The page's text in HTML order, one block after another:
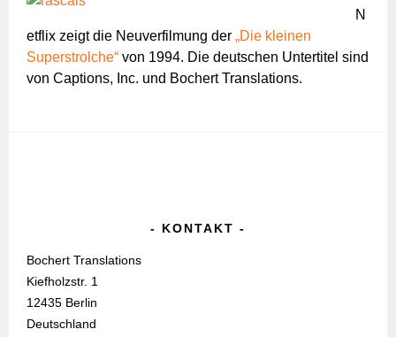
N
etflix zeigt die Neuverfilmung der„Die kleinen
Superstrolche“ von 1994. Die deutschen Untertitel sind
von Captions, Inc. und Bochert Translations.
KONTAKT
Bochert Translations
Kiefholzstr. 1
12435 Berlin
Deutschland